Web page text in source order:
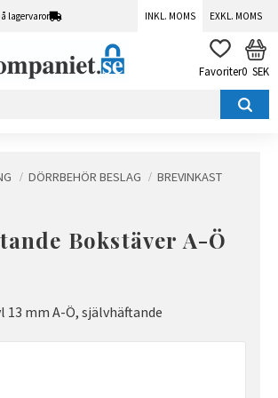
lagervaror INKL. MOMS EXKL. MOMS
FAVORITER
0 SEK
DÖRRBEHÖR BESLAG
BREVINKAST
Bokstäver A-Ö
13 mm A-Ö, självhäftande